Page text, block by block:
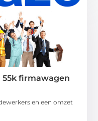
55k firmawagen
en een omzet